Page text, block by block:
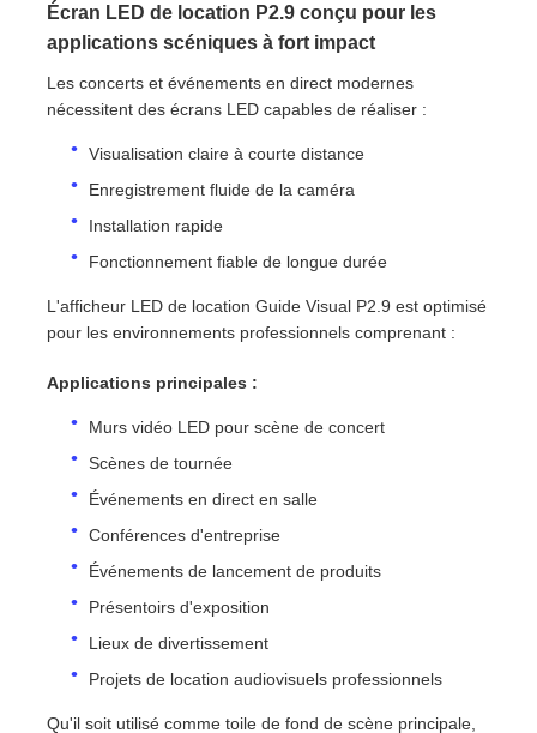
Nous contacter
Nouvelles
Cas
Demander un devis
Affichage de mur vidéo LED
Écran du concert LED
Location d'écrans à LED
Mur vidéo LED COB
Affichage LED transparent
Écran LED de location P2.9 conçu pour les
applications scéniques à fort impact
Les concerts et événements en direct modernes
nécessitent des écrans LED capables de réaliser :
Visualisation claire à courte distance
Enregistrement fluide de la caméra
Installation rapide
Fonctionnement fiable de longue durée
L'afficheur LED de location Guide Visual P2.9 est optimisé
pour les environnements professionnels comprenant :
Applications principales :
Murs vidéo LED pour scène de concert
Scènes de tournée
Événements en direct en salle
Conférences d'entreprise
Événements de lancement de produits
Présentoirs d'exposition
Lieux de divertissement
Projets de location audiovisuels professionnels
Qu'il soit utilisé comme toile de fond de scène principale,